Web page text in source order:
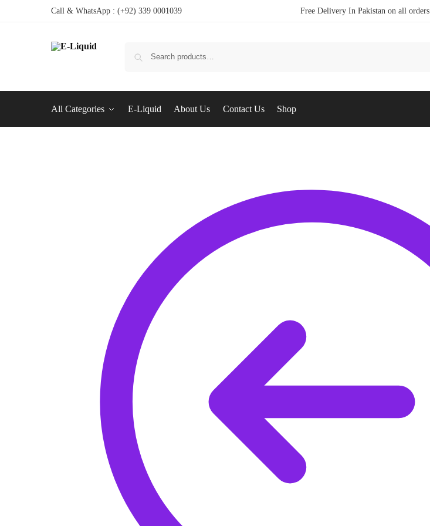
Call & WhatsApp : (+92) 339 0001039 Free Delivery In Pakistan on all orders
All Categories E-Liquid About Us Contact Us Shop